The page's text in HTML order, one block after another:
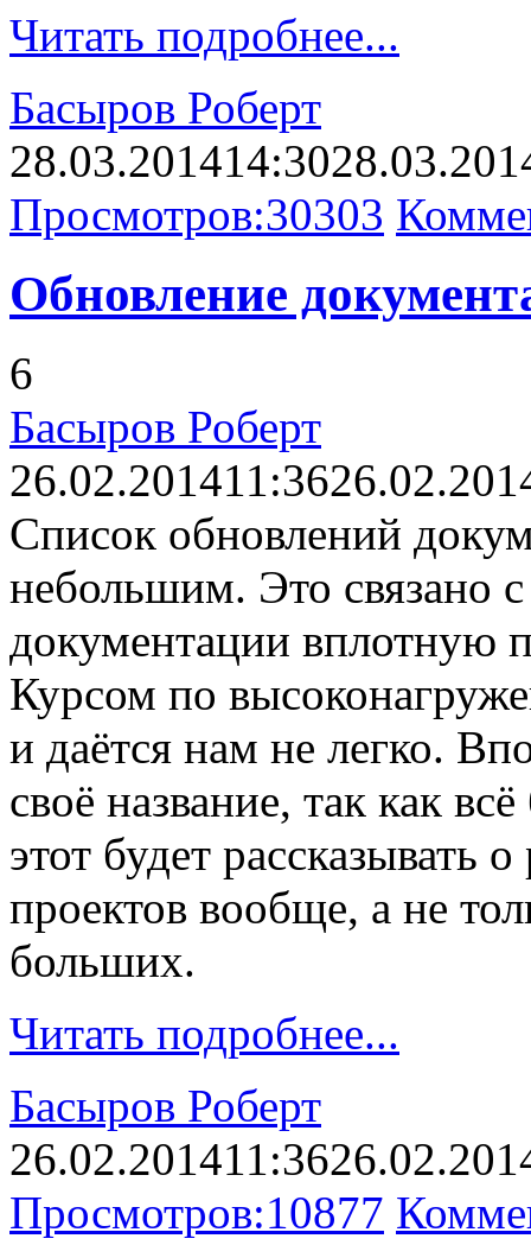
Читать подробнее...
Басыров Роберт
28.03.201414:30
Просмотров:30303
Обновление
6
Басыров Роберт
26.02.201411:36
Список обновлений
небольшим. Это связано
документации вплотную
Курсом по
и даётся нам не легко.
своё название, так как
этот будет рассказывать
проектов вообще, а не
больших.
Читать подробнее...
Басыров Роберт
26.02.201411:36
Просмотров:10877